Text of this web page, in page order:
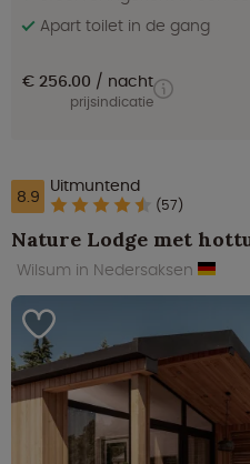
Apart toilet in de gang
€ 256.00 nacht
prijsindicatie
8.9 Uitmuntend
(57)
Nature Lodge met
Wilsum in Nedersaksen